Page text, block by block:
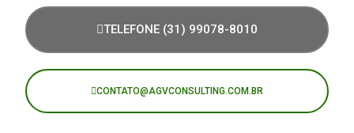
TELEFONE (31) 99078-8010
CONTATO@AGVCONSULTING.COM.BR